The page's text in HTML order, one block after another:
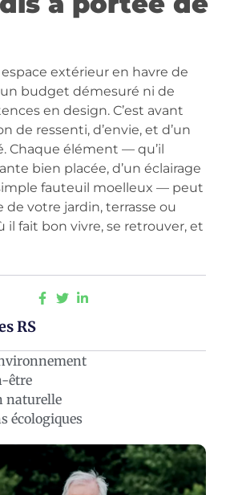
extérieur en havre de
un budget démesuré ni de
en design. C’est avant
de ressenti, d’envie, et d’un
Chaque élément — qu’il
bien placée, d’un éclairage
fauteuil moelleux — peut
de votre jardin, terrasse ou
il fait bon vivre, se retrouver, et
RS
être
naturelle
écologiques